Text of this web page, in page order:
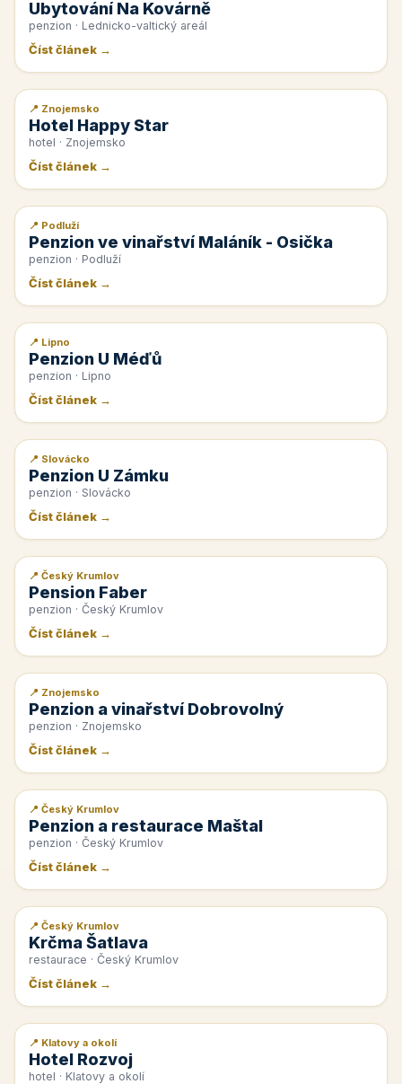
Ubytování Na Kovárně
penzion · Lednicko-valtický areál
Číst článek →
📰 PR článek
📍 Znojemsko
Hotel Happy Star
hotel · Znojemsko
Číst článek →
📰 PR článek
📍 Podluží
Penzion ve vinařství Maláník - Osička
penzion · Podluží
Číst článek →
📰 PR článek
📍 Lipno
Penzion U Méďů
penzion · Lipno
Číst článek →
📰 PR článek
📍 Slovácko
Penzion U Zámku
penzion · Slovácko
Číst článek →
📰 PR článek
📍 Český Krumlov
Pension Faber
penzion · Český Krumlov
Číst článek →
📰 PR článek
📍 Znojemsko
Penzion a vinařství Dobrovolný
penzion · Znojemsko
Číst článek →
📰 PR článek
📍 Český Krumlov
Penzion a restaurace Maštal
penzion · Český Krumlov
Číst článek →
📰 PR článek
📍 Český Krumlov
Krčma Šatlava
restaurace · Český Krumlov
Číst článek →
📰 PR článek
📍 Klatovy a okolí
Hotel Rozvoj
hotel · Klatovy a okolí